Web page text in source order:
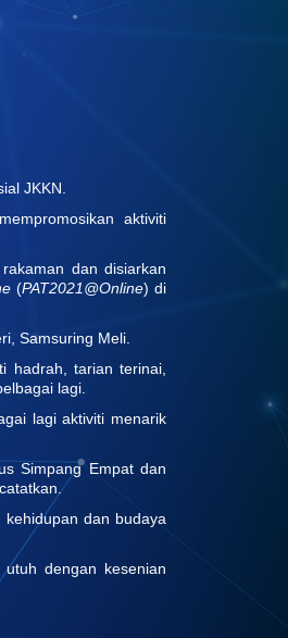
JKKN.
aktiviti
dan disiarkan
(PAT2021@Online) di
Samsuring Meli.
hadrah, tarian terinai,
lagi.
lagi aktiviti menarik
Simpang Empat dan
kehidupan dan budaya
dengan kesenian